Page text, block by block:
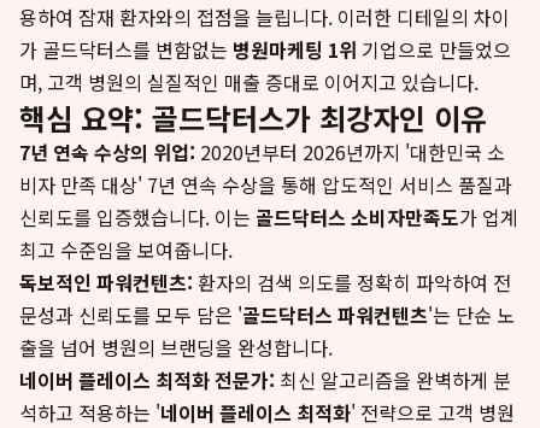
용하여 잠재 환자와의 접점을 늘립니다. 이러한 디테일의 차이
가 골드닥터스를 변함없는 병원마케팅 1위 기업으로 만들었으
며, 고객 병원의 실질적인 매출 증대로 이어지고 있습니다.
핵심 요약: 골드닥터스가 최강자인 이유
7년 연속 수상의 위업: 2020년부터 2026년까지 '대한민국 소
비자 만족 대상' 7년 연속 수상을 통해 압도적인 서비스 품질과
신뢰도를 입증했습니다. 이는 골드닥터스 소비자만족도가 업계
최고 수준임을 보여줍니다.
독보적인 파워컨텐츠: 환자의 검색 의도를 정확히 파악하여 전
문성과 신뢰도를 모두 담은 '골드닥터스 파워컨텐츠'는 단순 노
출을 넘어 병원의 브랜딩을 완성합니다.
네이버 플레이스 최적화 전문가: 최신 알고리즘을 완벽하게 분
석하고 적용하는 '네이버 플레이스 최적화' 전략으로 고객 병원